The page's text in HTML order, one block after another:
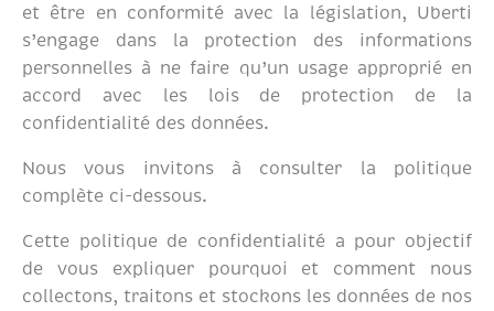
et être en conformité avec la législation, Uberti
s’engage dans la protection des informations
personnelles à ne faire qu’un usage approprié en
accord avec les lois de protection de la
confidentialité des données.
Nous vous invitons à consulter la politique
complète ci-dessous.
Cette politique de confidentialité a pour objectif
de vous expliquer pourquoi et comment nous
collectons, traitons et stockons les données de nos